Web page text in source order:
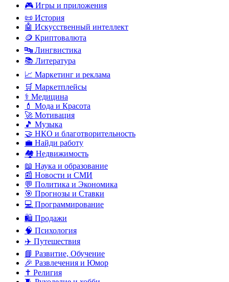
🎮 Игры и приложения
📜 История
🤖 Искусственный интеллект
🪙 Криптовалюта
🔤 Лингвистика
📚 Литература
📈 Маркетинг и реклама
🛒 Маркетплейсы
⚕️ Медицина
💄 Мода и Красота
🚀 Мотивация
🎵 Музыка
🤝 НКО и благотворительность
💼 Найди работу
🏘️ Недвижимость
📖 Наука и образование
📰 Новости и СМИ
💬 Политика и Экономика
🎯 Прогнозы и Ставки
💻 Программирование
🛍️ Продажи
🧠 Психология
✈️ Путешествия
📘 Развитие, Обучение
🎉 Развлечения и Юмор
✝️ Религия